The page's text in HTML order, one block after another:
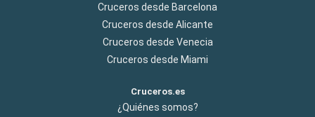
Cruceros desde Barcelona
Cruceros desde Alicante
Cruceros desde Venecia
Cruceros desde Miami
Cruceros.es
¿Quiénes somos?